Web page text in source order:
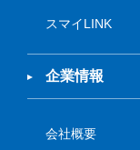
スマイLINK
企業情報
会社概要